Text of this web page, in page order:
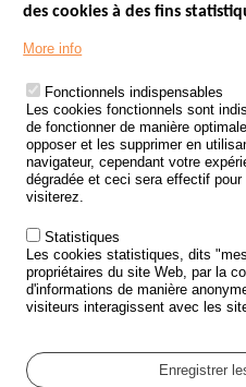
Menu
Footer
LES SITES PUBLICS
ÉTAT DE L’INSÉCURITÉ ROUTIÈRE
TRAITEMENT DES DONNÉES
LA ROUTE
ETUDES ET RECHERCHES
APPEL À PROJETS
POLITIQUE DE SÉCURITÉ
Outils
AGENDA
GLOSSAIRE
des cookies à des fins
More info
Fonctionnels indispensables
Les cookies fonctionnels sont
de fonctionner de manière
opposer et les supprimer en
navigateur, cependant votre
dégradée et ceci sera effectif
visiterez.
Statistiques
Les cookies statistiques, dits
propriétaires du site Web, par la
d'informations de manière
visiteurs interagissent avec les
Enregistrer